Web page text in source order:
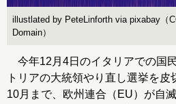
illustlated by PeteLinforth via pixabay（
Domain）
今年12月4日のイタリアでの国
トリアの大統領やり直し選挙を皮
10月まで、欧州連合（EU）が自